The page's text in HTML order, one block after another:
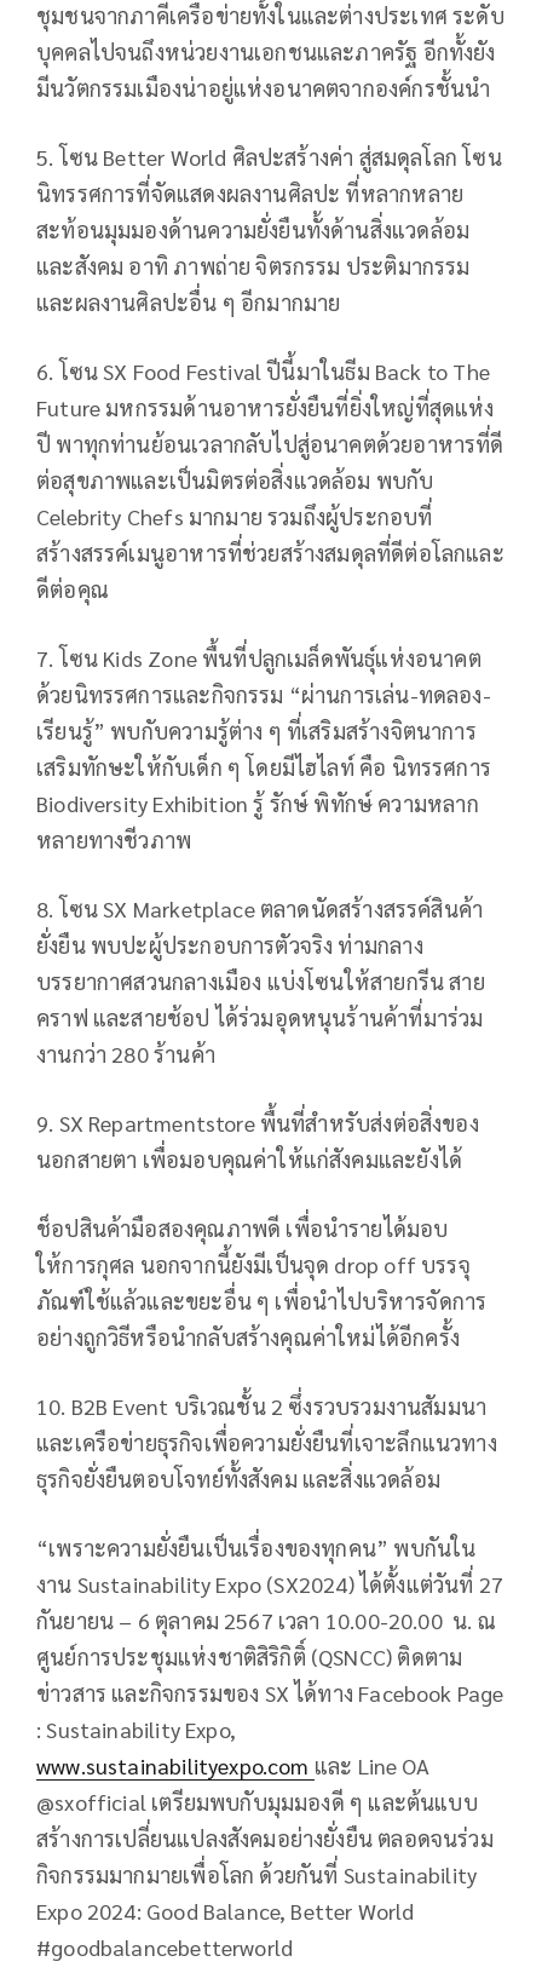
ชุมชนจากภาคีเครือข่ายทั้งในและต่างประเทศ ระดับ
บุคคลไปจนถึงหน่วยงานเอกชนและภาครัฐ อีกทั้งยัง
มีนวัตกรรมเมืองน่าอยู่แห่งอนาคตจากองค์กรชั้นนำ
5. โซน Better World ศิลปะสร้างค่า สู่สมดุลโลก โซน
นิทรรศการที่จัดแสดงผลงานศิลปะ ที่หลากหลาย
สะท้อนมุมมองด้านความยั่งยืนทั้งด้านสิ่งแวดล้อม
และสังคม อาทิ ภาพถ่าย จิตรกรรม ประติมากรรม
และผลงานศิลปะอื่น ๆ อีกมากมาย
6. โซน SX Food Festival ปีนี้มาในธีม Back to The
Future มหกรรมด้านอาหารยั่งยืนที่ยิ่งใหญ่ที่สุดแห่ง
ปี พาทุกท่านย้อนเวลากลับไปสู่อนาคตด้วยอาหารที่ดี
ต่อสุขภาพและเป็นมิตรต่อสิ่งแวดล้อม พบกับ
Celebrity Chefs มากมาย รวมถึงผู้ประกอบที่
สร้างสรรค์เมนูอาหารที่ช่วยสร้างสมดุลที่ดีต่อโลกและ
ดีต่อคุณ
7. โซน Kids Zone พื้นที่ปลูกเมล็ดพันธุ์แห่งอนาคต
ด้วยนิทรรศการและกิจกรรม “ผ่านการเล่น-ทดลอง-
เรียนรู้” พบกับความรู้ต่าง ๆ ที่เสริมสร้างจิตนาการ
เสริมทักษะให้กับเด็ก ๆ โดยมีไฮไลท์ คือ นิทรรศการ
Biodiversity Exhibition รู้ รักษ์ พิทักษ์ ความหลาก
หลายทางชีวภาพ
8. โซน SX Marketplace ตลาดนัดสร้างสรรค์สินค้า
ยั่งยืน พบปะผู้ประกอบการตัวจริง ท่ามกลาง
บรรยากาศสวนกลางเมือง แบ่งโซนให้สายกรีน สาย
คราฟ และสายช้อป ได้ร่วมอุดหนุนร้านค้าที่มาร่วม
งานกว่า 280 ร้านค้า
9. SX Repartmentstore พื้นที่สำหรับส่งต่อสิ่งของ
นอกสายตา เพื่อมอบคุณค่าให้แก่สังคมและยังได้
ช็อปสินค้ามือสองคุณภาพดี เพื่อนำรายได้มอบ
ให้การกุศล นอกจากนี้ยังมีเป็นจุด drop off บรรจุ
ภัณฑ์ใช้แล้วและขยะอื่น ๆ เพื่อนำไปบริหารจัดการ
อย่างถูกวิธีหรือนำกลับสร้างคุณค่าใหม่ได้อีกครั้ง
10. B2B Event บริเวณชั้น 2 ซึ่งรวบรวมงานสัมมนา
และเครือข่ายธุรกิจเพื่อความยั่งยืนที่เจาะลึกแนวทาง
ธุรกิจยั่งยืนตอบโจทย์ทั้งสังคม และสิ่งแวดล้อม
“เพราะความยั่งยืนเป็นเรื่องของทุกคน” พบกันใน
งาน Sustainability Expo (SX2024) ได้ตั้งแต่วันที่ 27
กันยายน – 6 ตุลาคม 2567 เวลา 10.00-20.00 น. ณ
ศูนย์การประชุมแห่งชาติสิริกิติ์ (QSNCC) ติดตาม
ข่าวสาร และกิจกรรมของ SX ได้ทาง Facebook Page
: Sustainability Expo,
www.sustainabilityexpo.com และ Line OA
@sxofficial เตรียมพบกับมุมมองดี ๆ และต้นแบบ
สร้างการเปลี่ยนแปลงสังคมอย่างยั่งยืน ตลอดจนร่วม
กิจกรรมมากมายเพื่อโลก ด้วยกันที่ Sustainability
Expo 2024: Good Balance, Better World
#goodbalancebetterworld